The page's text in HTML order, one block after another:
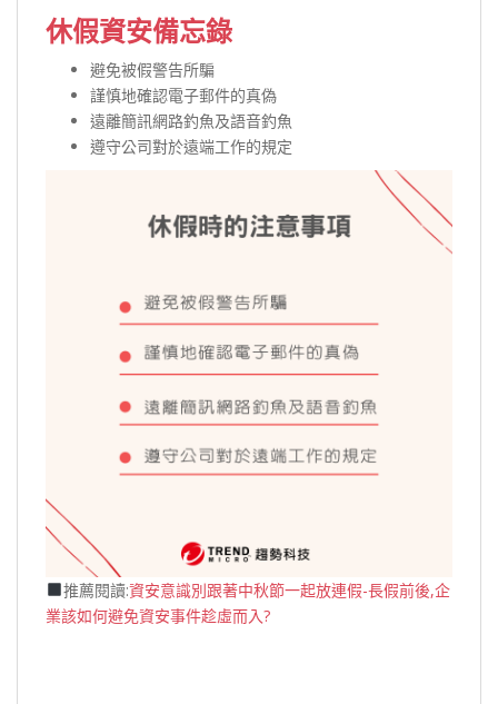
休假資安備忘錄
避免被假警告所騙
謹慎地確認電子郵件的真偽
遠離簡訊網路釣魚及語音釣魚
遵守公司對於遠端工作的規定
推薦閱讀:資安意識別跟著中秋節一起放連假-長假前後,企
業該如何避免資安事件趁虛而入?